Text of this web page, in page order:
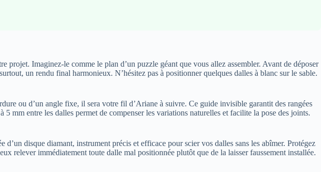
projet. Imaginez-le comme le plan d’un puzzle géant que vous allez assembler. Avant de déposer
un rendu final harmonieux. N’hésitez pas à positionner quelques dalles à blanc sur le sable.
ou d’un angle fixe, il sera votre fil d’Ariane à suivre. Ce guide invisible garantit des rangées
mm entre les dalles permet de compenser les variations naturelles et facilite la pose des joints.
disque diamant, instrument précis et efficace pour scier vos dalles sans les abîmer. Protégez
relever immédiatement toute dalle mal positionnée plutôt que de la laisser faussement installée.